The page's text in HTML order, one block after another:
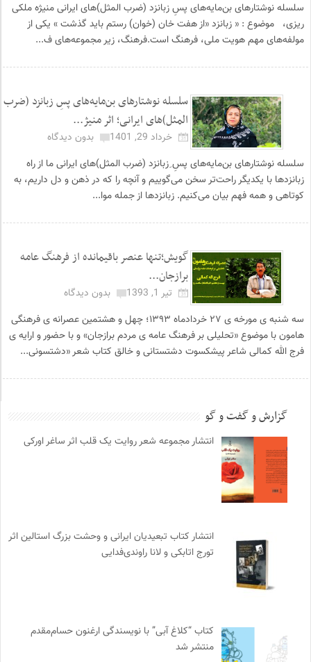
سلسله نوشتارهای بن‌مایه‌های پسِ زبانزد (ضرب المثل)‌‌های ایرانی منیژه ملکی
ریزی، موضوع : « زبانزد «از هفت خان (خوان) رستم باید گذشت » یکی از
مولفه‌های مهم هویت ملی، فرهنگ است.فرهنگ، زیر مجموعه‌های ف...
سلسله نوشتارهای بن‌مایه‌های پسِ زبانزد (ضرب
المثل)های ایرانی؛ اثر منیژ...
خرداد 29, 1401
بدون دیدگاه
سلسله نوشتارهای بن‌مایه‌های پسِ ِزبانزد (ضرب المثل)های ایرانی ما از راه
زبانزدها با یکدیگر راحت‌تر سخن می‌گوییم و آنچه را که در ذهن و دل داریم، به
کوتاهی و همه فهم بیان می‌کنیم. زبانزد‌ها از جمله موا...
گویش؛تنها عنصر باقیمانده از فرهنگ عامه
برازجان...
تیر 1, 1393
بدون دیدگاه
سه شنبه ی مورخه ی ۲۷ خردادماه ۱۳۹۳؛ چهل و هشتمین عصرانه ی فرهنگی
هامون با موضوع «تحلیلی بر فرهنگ عامه ی مردم برازجان» و با حضور و ارایه ی
فرج الله کمالی شاعر پیشکسوت دشتستانی و خالق کتاب شعر «دشتسونی...
گزارش و گفت و گو
انتشار مجموعه شعر روایت یک قلب اثر ساغر اورکی
انتشار کتاب تبعیدیان ایرانی و وحشت بزرگ استالین اثر
تورج اتابکی و لانا راوندی‌فدایی
کتاب “کلاغ آبی” با نویسندگی ارغنون حسام‌مقدم
منتشر شد